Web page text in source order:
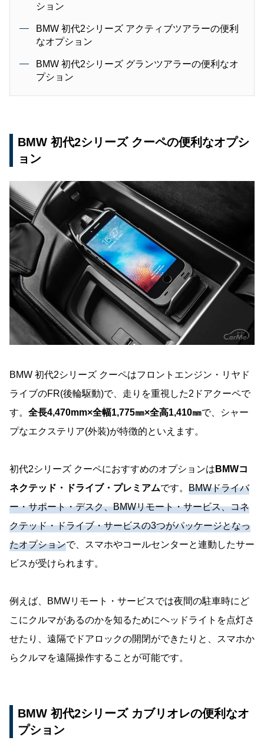
ション
BMW 初代2シリーズ アクティブツアラーの便利
なオプション
BMW 初代2シリーズ グランツアラーの便利なオ
プション
BMW 初代2シリーズ クーペの便利なオプシ
ョン
BMW 初代2シリーズ クーペはフロントエンジン・リヤド
ライブのFR(後輪駆動)で、走りを重視した2ドアクーペで
す。 全長4,470mm×全幅1,775㎜×全高1,410㎜で、シャー
プなエクステリア(外装)が特徴的といえます。
初代2シリーズ クーペにおすすめのオプションは BMWコ
ネクテッド・ドライブ・プレミアムです。 BMWドライバ
ー・サポート・デスク、BMWリモート・サービス、コネ
クテッド・ドライブ・サービスの3つがパッケージとなっ
たオプションで、スマホやコールセンターと連動したサー
ビスが受けられます。
例えば、BMWリモート・サービスでは夜間の駐車時にど
こにクルマがあるのかを知るためにヘッドライトを点灯さ
せたり、遠隔でドアロックの開閉ができたりと、スマホか
らクルマを遠隔操作することが可能です。
BMW 初代2シリーズ カブリオレの便利なオ
プション